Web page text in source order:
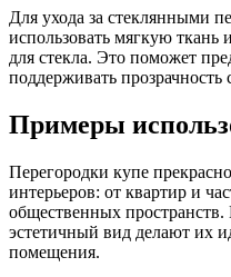
Для ухода за стеклянными
использовать мягкую
для стекла. Это поможет
поддерживать прозрачность
Примеры
Перегородки купе
интерьеров: от квартир и
общественных
эстетичный вид делают их
помещения.